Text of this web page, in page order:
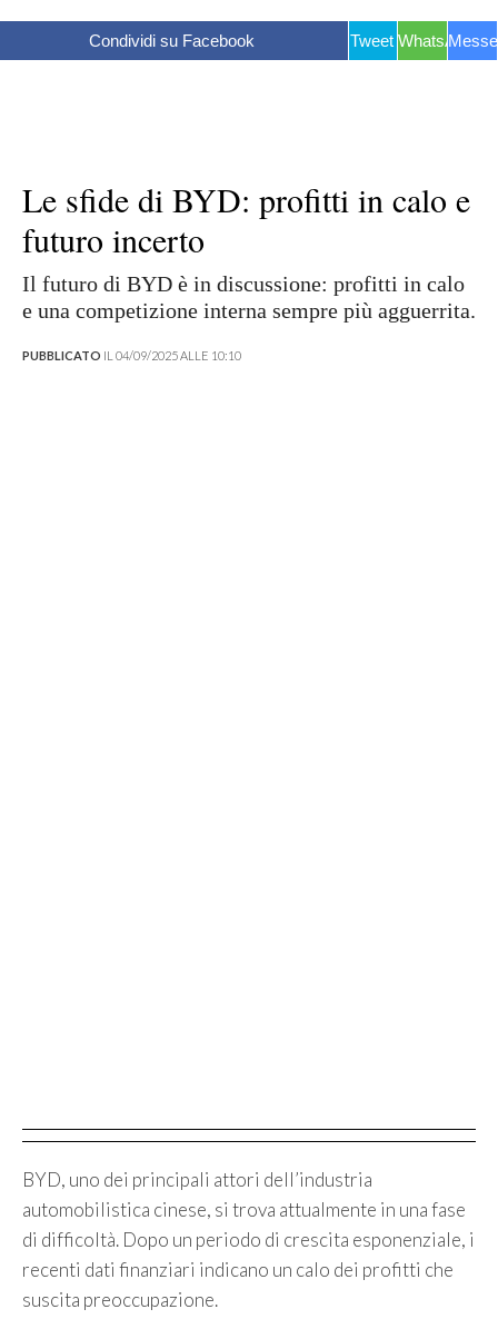
Condividi su Facebook Tweet WhatsApp
Le sfide di BYD: profitti in calo e
futuro incerto
Il futuro di BYD è in discussione: profitti in calo
e una competizione interna sempre più agguerrita.
PUBBLICATO IL 04/09/2025 ALLE 10:10
BYD, uno dei principali attori dell’industria
automobilistica cinese, si trova attualmente in una fase
di difficoltà. Dopo un periodo di crescita esponenziale, i
recenti dati finanziari indicano un calo dei profitti che
suscita preoccupazione.